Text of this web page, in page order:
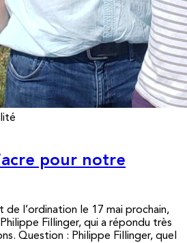
pour notre
l’ordination le 17 mai prochain,
Fillinger, qui a répondu très
Question : Philippe Fillinger, quel